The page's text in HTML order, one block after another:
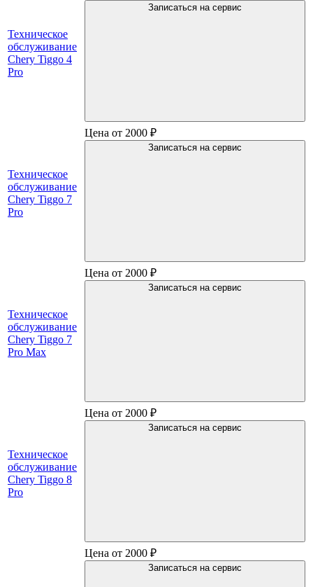
Техническое
обслуживание
Chery Tiggo 4
Pro
Записаться на сервис
Техническое
обслуживание
Chery Tiggo 7
Pro
Цена от 2000 ₽
Записаться на сервис
Техническое
обслуживание
Chery Tiggo 7
Pro Max
Цена от 2000 ₽
Записаться на сервис
Техническое
обслуживание
Chery Tiggo 8
Pro
Цена от 2000 ₽
Записаться на сервис
Цена от 2000 ₽
Записаться на сервис